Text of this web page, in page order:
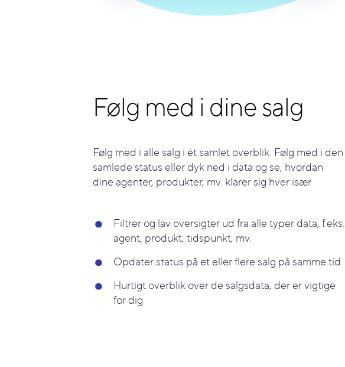
Følg med i dine salg
Følg med i alle salg i ét samlet overblik. Følg med i den
samlede status eller dyk ned i data og se, hvordan
dine agenter, produkter, mv. klarer sig hver især
Filtrer og lav oversigter ud fra alle typer data, f.eks.
agent, produkt, tidspunkt, mv.
Opdater status på et eller flere salg på samme tid
Hurtigt overblik over de salgsdata, der er vigtige
for dig